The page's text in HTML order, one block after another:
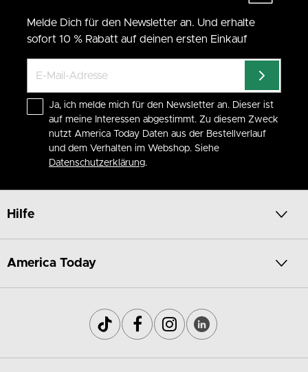
Melde Dich für den Newsletter an. Und erhalte
sofort 10 % Rabatt auf deinen ersten Einkauf
Ja, ich melde mich für den Newsletter an. Dieser ist
auf meine Interessen abgestimmt. Zu diesem Zweck
nutzt America Today Daten aus der Bestellverlauf
und dem Verhalten im Webshop. Siehe
Datenschutzerklärung.
Hilfe
America Today